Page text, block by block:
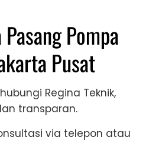
Pompa
Pusat
Regina Teknik,
transparan.
via telepon atau